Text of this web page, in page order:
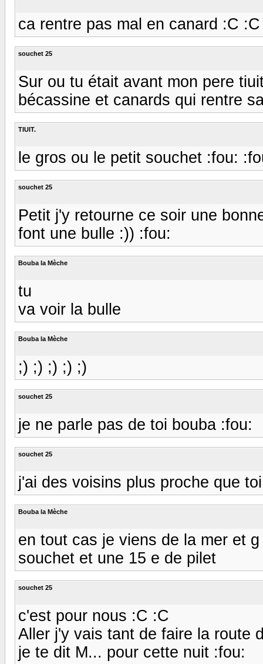
ca rentre pas mal en canard :C
souchet 25
Sur ou tu était avant mon pere
bécassine et canards qui rentre
TIUIT.
le gros ou le petit souchet :fou:
souchet 25
Petit j'y retourne ce soir une
font une bulle :)) :fou:
Bouba la Mèche
tu
va voir la bulle
Bouba la Mèche
;) ;) ;) ;) ;)
souchet 25
je ne parle pas de toi bouba :fou:
souchet 25
j'ai des voisins plus proche que
Bouba la Mèche
en tout cas je viens de la mer et
souchet et une 15 e de pilet
souchet 25
c'est pour nous :C :C
Aller j'y vais tant de faire la route
je te dit M... pour cette nuit :fou: